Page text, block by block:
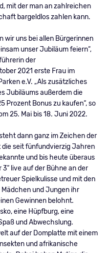
mit der man an zahlreichen
bargeldlos zahlen kann.
wir uns bei allen Bürgerinnen
unser Jubiläum feiern“,
der
2021 erste Frau im
e.V. „Als zusätzliches
Jubiläums außerdem die
Prozent Bonus zu kaufen“, so
25. Mai bis 18. Juni 2022.
dann ganz im Zeichen der
die seit fünfundvierzig Jahren
und bis heute überaus
live auf der Bühne an der
Spielkulisse und mit den
und Jungen ihr
Gewinnen belohnt.
eine Hüpfburg, eine
und Abwechslung.
auf der Domplatte mit einem
und afrikanische